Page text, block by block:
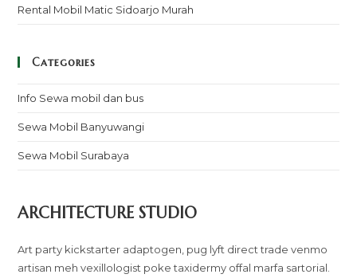
Rental Mobil Matic Sidoarjo Murah
Categories
Info Sewa mobil dan bus
Sewa Mobil Banyuwangi
Sewa Mobil Surabaya
ARCHITECTURE STUDIO
Art party kickstarter adaptogen, pug lyft direct trade venmo
artisan meh vexillologist poke taxidermy offal marfa sartorial.